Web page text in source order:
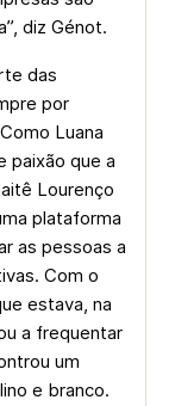
diz Génot.
das
por
Luana
paixão que a
Lourenço
plataforma
as pessoas a
Com o
estava, na
a frequentar
um
e branco.